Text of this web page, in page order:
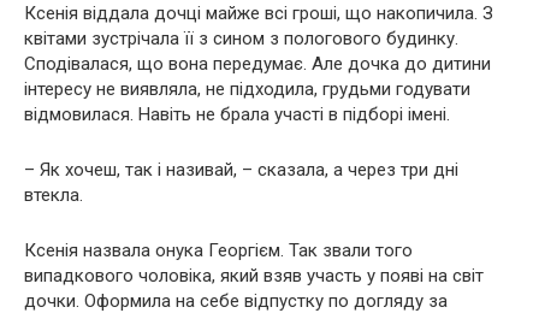
Ксенія віддала дочці майже всі гроші, що накопичила. З
квітами зустрічала її з сином з пологового будинку.
Сподівалася, що вона передумає. Але дочка до дитини
інтересу не виявляла, не підходила, грудьми годувати
відмовилася. Навіть не брала участі в підборі імені.
– Як хочеш, так і називай, – сказала, а через три дні
втекла.
Ксенія назвала онука Георгієм. Так звали того
випадкового чоловіка, який взяв участь у появі на світ
дочки. Оформила на себе відпустку по догляду за